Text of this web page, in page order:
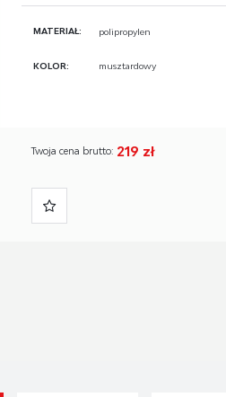
MATERIAŁ: polipropylen
KOLOR: musztardowy
Twoja cena brutto: 219 zł